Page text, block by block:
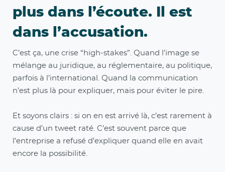
plus dans l’écoute. Il est
dans l’accusation.
C’est ça, une crise “high-stakes”. Quand l’image se
mélange au juridique, au réglementaire, au politique,
parfois à l’international. Quand la communication
n’est plus là pour expliquer, mais pour éviter le pire.
Et soyons clairs : si on en est arrivé là, c’est rarement à
cause d’un tweet raté. C’est souvent parce que
l’entreprise a refusé d’expliquer quand elle en avait
encore la possibilité.